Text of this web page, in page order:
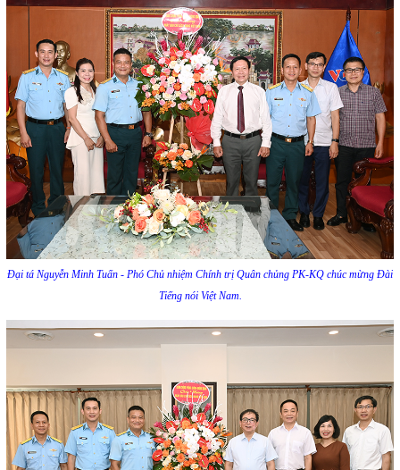
Đại tá Nguyễn Minh Tuấn - Phó Chủ nhiệm Chính trị Quân chủng PK-KQ chúc mừng Đài
Tiếng nói Việt Nam.